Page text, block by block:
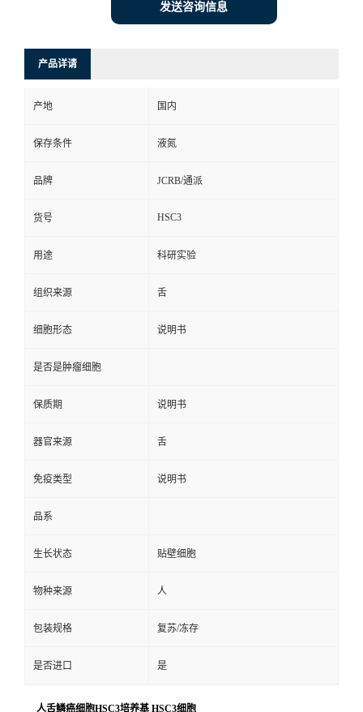
发送咨询信息
产品详请
产地 国内
保存条件 液氮
品牌 JCRB/通派
货号 HSC3
用途 科研实验
组织来源 舌
细胞形态 说明书
是否是肿瘤细胞
保质期 说明书
器官来源 舌
免疫类型 说明书
品系
生长状态 贴壁细胞
物种来源 人
包装规格 复苏/冻存
是否进口 是
人舌鳞癌细胞HSC3培养基 HSC3细胞